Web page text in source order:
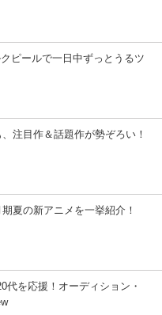
ピールで一日中ずっとうるツ
注目作＆話題作が勢ぞろい！
期夏の新アニメを一挙紹介！
代を応援！オーディション・